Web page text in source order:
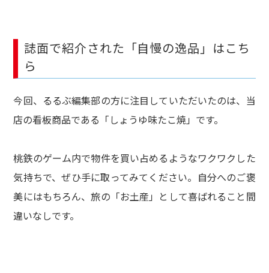
誌面で紹介された「自慢の逸品」はこち
ら
今回、るるぶ編集部の方に注目していただいたのは、当
店の看板商品である「しょうゆ味たこ焼」です。
桃鉄のゲーム内で物件を買い占めるようなワクワクした
気持ちで、ぜひ手に取ってみてください。自分へのご褒
美にはもちろん、旅の「お土産」として喜ばれること間
違いなしです。